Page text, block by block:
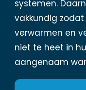
systemen.
vakkundig
verwarmen en
niet te heet in
aangenaam